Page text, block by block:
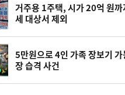
거주용 1주택, 시가 20억 원까
세 대상서 제외
5만원으로 4인 가족 장보기 가
장 습격 사건